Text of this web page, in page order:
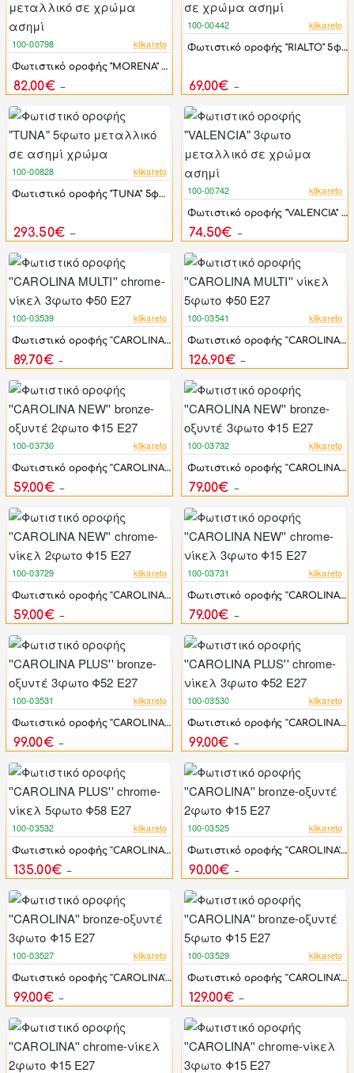
-17%
100-00798 klikareto
Φωτιστικό οροφής "MORENA" 5φωτο μεταλλικό σε χρώμα ασημί
82.00€
-54%
100-00442 klikareto
Φωτιστικό οροφής "RIALTO" 5φωτο μεταλλικό σε χρώμα ασημί
69.00€
-17%
100-00828 klikareto
Φωτιστικό οροφής "TUNA" 5φωτο μεταλλικό σε ασημί χρώμα
293.50€
-17%
100-00742 klikareto
Φωτιστικό οροφής "VALENCIA" 3φωτο μεταλλικό σε χρώμα ασημί
74.50€
-25%
100-03539 klikareto
Φωτιστικό οροφής ''CAROLINA MULTI'' chrome-νίκελ 3φωτο Φ50 Ε27
89.70€
-25%
100-03541 klikareto
Φωτιστικό οροφής ''CAROLINA MULTI'' νίκελ 5φωτο Φ50 Ε27
126.90€
-18%
100-03730 klikareto
Φωτιστικό οροφής ''CAROLINA NEW'' bronze-οξυντέ 2φωτο Φ15 Ε27
59.00€
-27%
100-03732 klikareto
Φωτιστικό οροφής ''CAROLINA NEW'' bronze-οξυντέ 3φωτο Φ15 Ε27
79.00€
-18%
100-03729 klikareto
Φωτιστικό οροφής ''CAROLINA NEW'' chrome-νίκελ 2φωτο Φ15 Ε27
59.00€
-27%
100-03731 klikareto
Φωτιστικό οροφής ''CAROLINA NEW'' chrome-νίκελ 3φωτο Φ15 Ε27
79.00€
-25%
100-03531 klikareto
Φωτιστικό οροφής ''CAROLINA PLUS'' bronze-οξυντέ 3φωτο Φ52 Ε27
99.00€
-25%
100-03530 klikareto
Φωτιστικό οροφής ''CAROLINA PLUS'' chrome-νίκελ 3φωτο Φ52 Ε27
99.00€
-26%
100-03532 klikareto
Φωτιστικό οροφής ''CAROLINA PLUS'' chrome-νίκελ 5φωτο Φ58 E27
135.00€
-22%
100-03525 klikareto
Φωτιστικό οροφής ''CAROLINA'' bronze-οξυντέ 2φωτο Φ15 Ε27
90.00€
-24%
100-03527 klikareto
Φωτιστικό οροφής ''CAROLINA'' bronze-οξυντέ 3φωτο Φ15 Ε27
99.00€
-25%
100-03529 klikareto
Φωτιστικό οροφής ''CAROLINA'' bronze-οξυντέ 5φωτο Φ15 Ε27
129.00€